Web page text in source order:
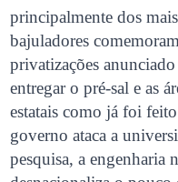
principalmente dos
bajuladores
privatizações
entregar o pré-sal e as
estatais como já foi
governo ataca a
pesquisa, a engenharia